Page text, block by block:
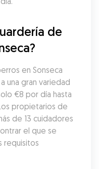
de
en Sonseca
una gran variedad
€8 por día hasta
propietarios de
de 13 cuidadores
el que se
requisitos